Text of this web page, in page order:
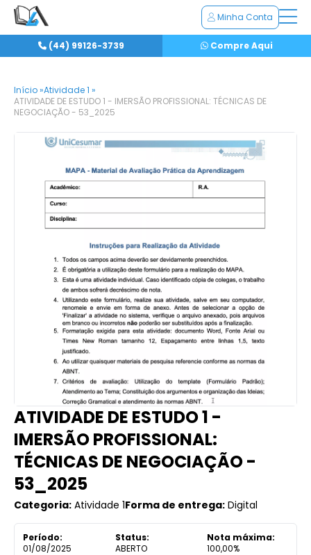
Minha Conta
(44) 99126-3739 Compre Aqui
Início »Atividade 1 »
ATIVIDADE DE ESTUDO 1 - IMERSÃO PROFISSIONAL: TÉCNICAS DE
NEGOCIAÇÃO - 53_2025
ATIVIDADE DE ESTUDO 1 -
IMERSÃO PROFISSIONAL:
TÉCNICAS DE NEGOCIAÇÃO -
53_2025
Categoria: Atividade 1Forma de entrega: Digital
Período:
01/08/2025
Status:
ABERTO
Nota máxima:
100,00%